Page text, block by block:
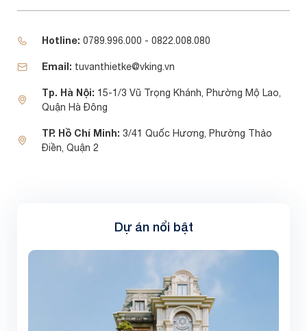
Hotline: 0789.996.000 - 0822.008.080
Email: tuvanthietke@vking.vn
Tp. Hà Nội: 15-1/3 Vũ Trọng Khánh, Phường Mộ Lao,
Quận Hà Đông
TP. Hồ Chí Minh: 3/41 Quốc Hương, Phường Thảo
Điền, Quận 2
Dự án nổi bật